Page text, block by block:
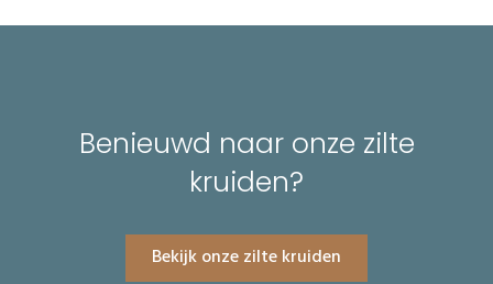
Benieuwd naar onze zilte
kruiden?
Bekijk onze zilte kruiden